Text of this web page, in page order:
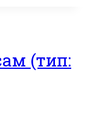
(тип: